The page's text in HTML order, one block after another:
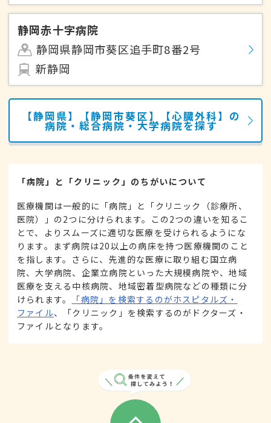
静岡赤十字病院
静岡県静岡市葵区追手町8番2号
新静岡
【静岡県】【静岡市葵区】【心臓外科】の
病院・総合病院・大学病院を探す
「病院」と「クリニック」のちがいについて
医療機関は一般的に「病院」と「クリニック（診療所、
医院）」の2つに分けられます。この2つの違いを知るこ
とで、よりスムーズに適切な医療を受けられるようにな
ります。まず病院は20以上の病床を持つ医療機関のこと
を指します。さらに、先進的な医療に取り組む国立病
院、大学病院、企業立病院といった大規模病院や、地域
医療を支える中核病院、地域密着型病院などの種類に分
けられます。
「病院」を検索するのがホスピタルズ・
ファイル、「クリニック」を検索するのがドクターズ・
ファイルとなります。